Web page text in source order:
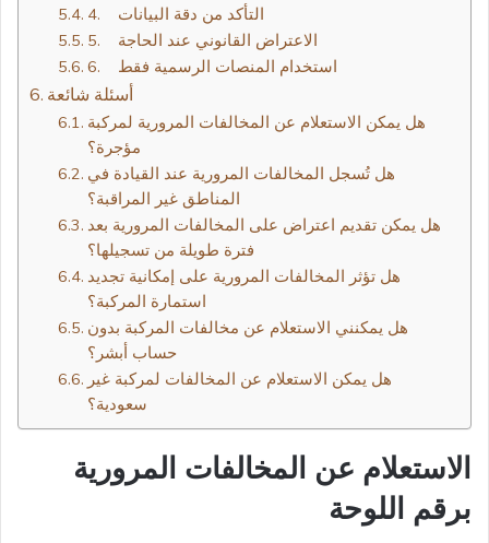
4. التأكد من دقة البيانات
5. الاعتراض القانوني عند الحاجة
6. استخدام المنصات الرسمية فقط
أسئلة شائعة
هل يمكن الاستعلام عن المخالفات المرورية لمركبة
مؤجرة؟
هل تُسجل المخالفات المرورية عند القيادة في
المناطق غير المراقبة؟
هل يمكن تقديم اعتراض على المخالفات المرورية بعد
فترة طويلة من تسجيلها؟
هل تؤثر المخالفات المرورية على إمكانية تجديد
استمارة المركبة؟
هل يمكنني الاستعلام عن مخالفات المركبة بدون
حساب أبشر؟
هل يمكن الاستعلام عن المخالفات لمركبة غير
سعودية؟
الاستعلام عن المخالفات المرورية
برقم اللوحة